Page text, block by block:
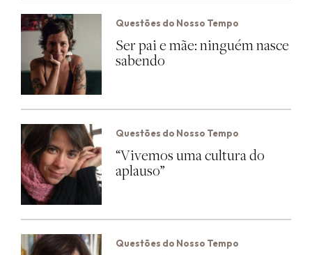
Questões do Nosso Tempo
Ser pai e mãe: ninguém nasce
sabendo
Questões do Nosso Tempo
“Vivemos uma cultura do
aplauso”
Questões do Nosso Tempo